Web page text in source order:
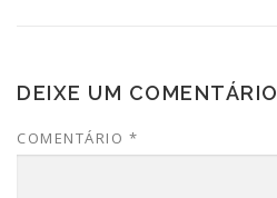
DEIXE UM COMENTÁRIO
COMENTÁRIO *